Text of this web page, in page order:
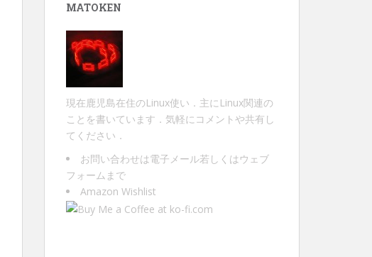
MATOKEN
現在鹿児島在住のLinux使い．主にLinux関連の
ことを書いています．気軽にコメントや共有し
てください．
お問い合わせは電子メール若しくは ウェブ
フォーム まで
Amazon Wishlist